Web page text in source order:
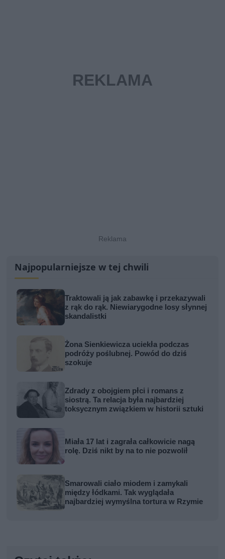
Najpopularniejsze w tej chwili
Traktowali ją jak zabawkę i przekazywali
z rąk do rąk. Niewiarygodne losy słynnej
skandalistki
Żona Sienkiewicza uciekła podczas
podróży poślubnej. Powód do dziś
szokuje
Zdrady z obojgiem płci i romans z
siostrą. Ta relacja była najbardziej
toksycznym związkiem w historii sztuki
Miała 17 lat i zagrała całkowicie nagą
rolę. Dziś nikt by na to nie pozwolił
Smarowali ciało miodem i zamykali
między łódkami. Tak wyglądała
najbardziej wymyślna tortura w Rzymie